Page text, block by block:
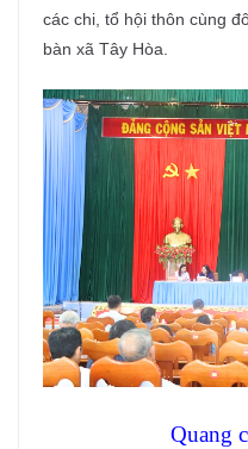
các chi, tổ hội thôn cùng
bàn xã Tây Hòa.
Quang